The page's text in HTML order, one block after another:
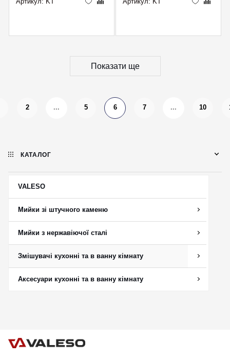
Показати ще
2 ... 5 6 7 ... 10
КАТАЛОГ
VALESO
Мийки зі штучного каменю
Мийки з нержавіючої сталі
Змішувачі кухонні та в ванну кімнату
Аксесуари кухонні та в ванну кімнату